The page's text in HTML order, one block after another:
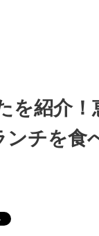
を紹介！
ンチを食